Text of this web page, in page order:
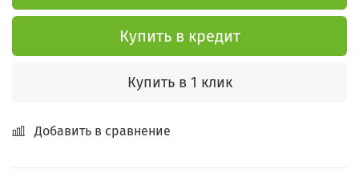
Купить в кредит
Купить в 1 клик
Добавить в сравнение